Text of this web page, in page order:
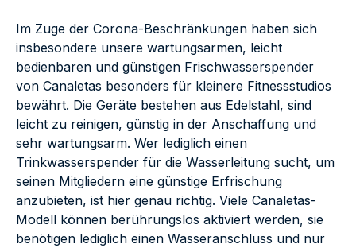
Im Zuge der Corona-Beschränkungen haben sich
insbesondere unsere wartungsarmen, leicht
bedienbaren und günstigen Frischwasserspender
von Canaletas besonders für kleinere Fitnessstudios
bewährt. Die Geräte bestehen aus Edelstahl, sind
leicht zu reinigen, günstig in der Anschaffung und
sehr wartungsarm. Wer lediglich einen
Trinkwasserspender für die Wasserleitung sucht, um
seinen Mitgliedern eine günstige Erfrischung
anzubieten, ist hier genau richtig. Viele Canaletas-
Modell können berührungslos aktiviert werden, sie
benötigen lediglich einen Wasseranschluss und nur